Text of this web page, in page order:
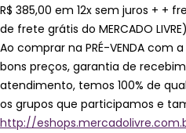
R$ 385,00 em 12x sem juros + +
de frete grátis do MERCADO LIVRE)
Ao comprar na PRÉ-VENDA com
bons preços, garantia de
atendimento, temos 100% de
os grupos que participamos e
http://